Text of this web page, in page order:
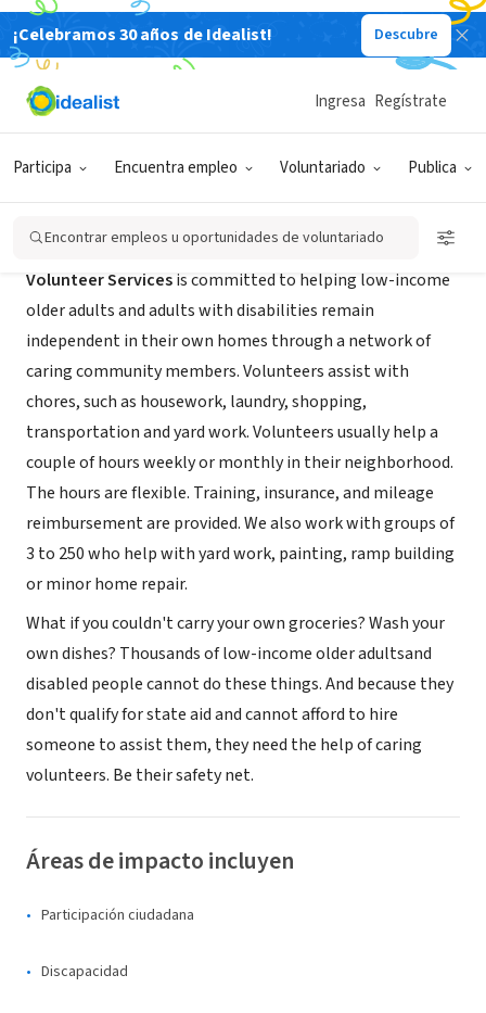
¡Celebramos 30 años de Idealist! Descubre
Participa Encuentra empleo Voluntariado Publica
Ingresa Regístrate
Encontrar empleos u oportunidades de voluntariado
ORGANIZACIÓN SIN FIN DE LUCRO
Volunteer Services of King County
Volunteer Servicesis committed to helping low-income
older adults and adults with disabilities remain
independent in their own homes through a network of
caring community members. Volunteers assist with
chores, such as housework, laundry, shopping,
transportation and yard work. Volunteers usually help a
couple of hours weekly or monthly in their neighborhood.
The hours are flexible. Training, insurance, and mileage
reimbursement are provided. We also work with groups of
3 to 250 who help with yard work, painting, ramp building
or minor home repair.
What if you couldn't carry your own groceries? Wash your
own dishes? Thousands of low-income older adultsand
disabled people cannot do these things. And because they
don't qualify for state aid and cannot afford to hire
someone to assist them, they need the help of caring
volunteers. Be their safety net.
Áreas de impacto incluyen
Participación ciudadana
Discapacidad